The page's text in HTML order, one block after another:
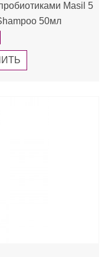
Masil 5
50мл